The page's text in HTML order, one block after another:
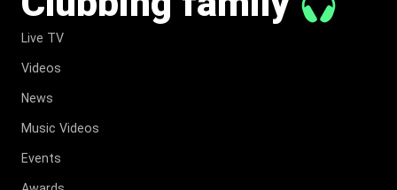
Live TV
Videos
News
Music Videos
Events